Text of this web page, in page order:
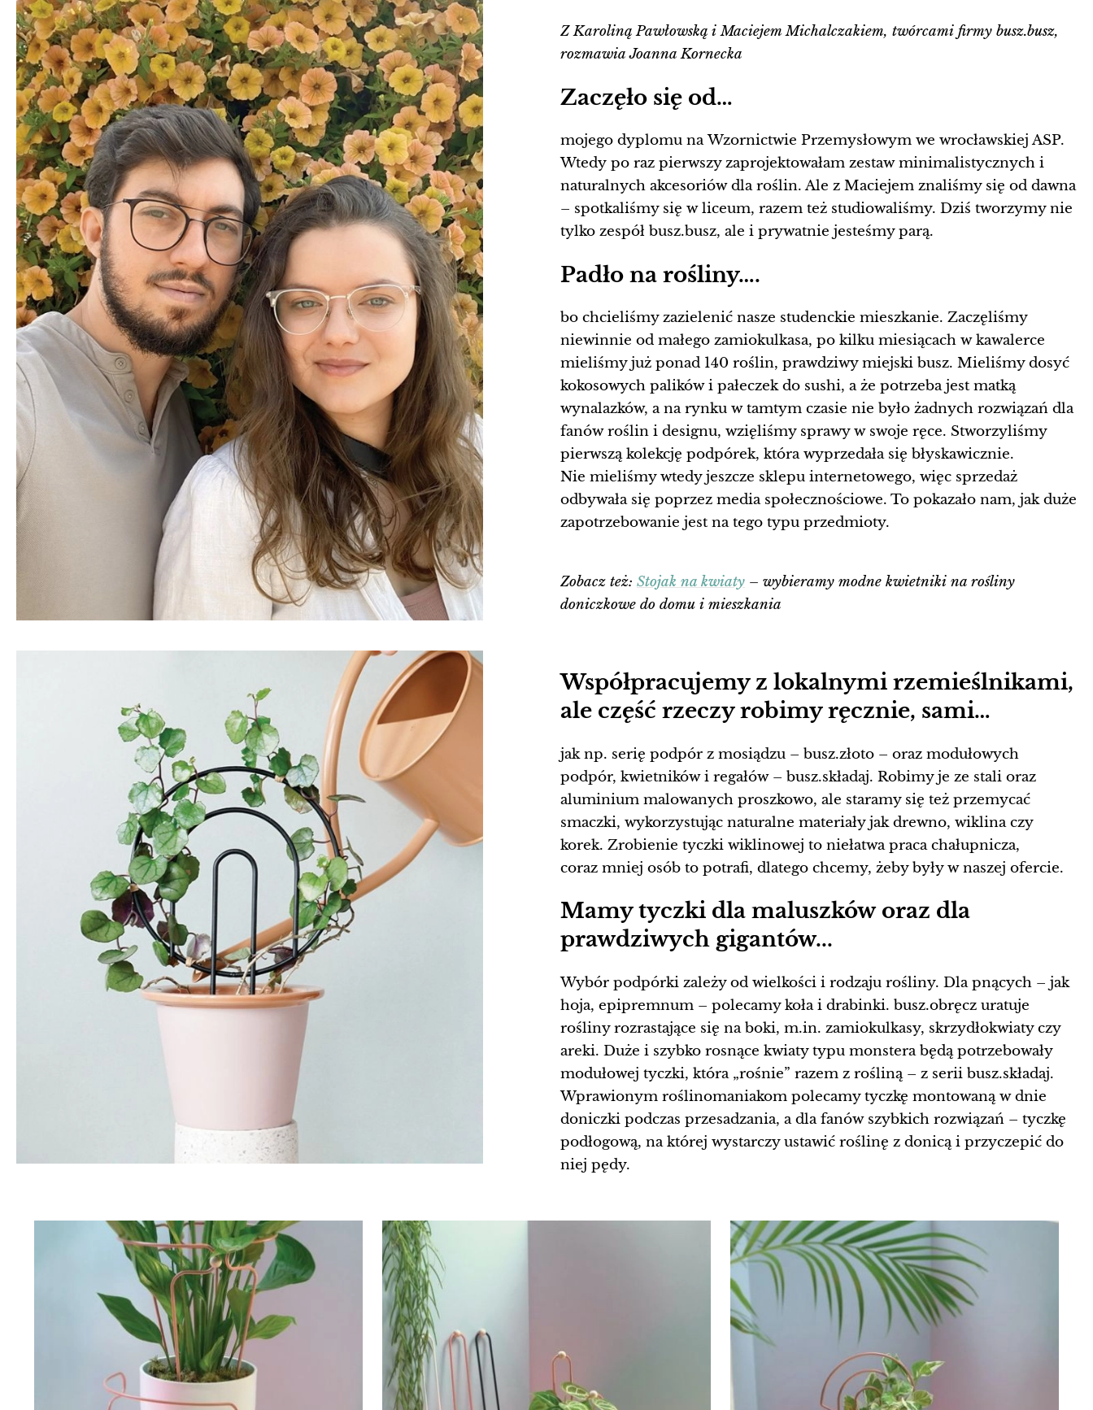
Z Karoliną Pawłowską i Maciejem Michalczakiem, twórcami firmy busz.busz,
rozmawia Joanna Kornecka
Zaczęło się od…
mojego dyplomu na Wzornictwie Przemysłowym we wrocławskiej ASP.
Wtedy po raz pierwszy zaprojektowałam zestaw minimalistycznych i
naturalnych akcesoriów dla roślin. Ale z Maciejem znaliśmy się od dawna
– spotkaliśmy się w liceum, razem też studiowaliśmy. Dziś tworzymy nie
tylko zespół busz.busz, ale i prywatnie jesteśmy parą.
Padło na rośliny….
bo chcieliśmy zazielenić nasze studenckie mieszkanie. Zaczęliśmy
niewinnie od małego zamiokulkasa, po kilku miesiącach w kawalerce
mieliśmy już ponad 140 roślin, prawdziwy miejski busz. Mieliśmy dosyć
kokosowych palików i pałeczek do sushi, a że potrzeba jest matką
wynalazków, a na rynku w tamtym czasie nie było żadnych rozwiązań dla
fanów roślin i designu, wzięliśmy sprawy w swoje ręce. Stworzyliśmy
pierwszą kolekcję podpórek, która wyprzedała się błyskawicznie.
Nie mieliśmy wtedy jeszcze sklepu internetowego, więc sprzedaż
odbywała się poprzez media społecznościowe. To pokazało nam, jak duże
zapotrzebowanie jest na tego typu przedmioty.
Zobacz też: Stojak na kwiaty – wybieramy modne kwietniki na rośliny
doniczkowe do domu i mieszkania
Współpracujemy z lokalnymi rzemieślnikami,
ale część rzeczy robimy ręcznie, sami…
jak np. serię podpór z mosiądzu – busz.złoto – oraz modułowych
podpór, kwietników i regałów – busz.składaj. Robimy je ze stali oraz
aluminium malowanych proszkowo, ale staramy się też przemycać
smaczki, wykorzystując naturalne materiały jak drewno, wiklina czy
korek. Zrobienie tyczki wiklinowej to niełatwa praca chałupnicza,
coraz mniej osób to potrafi, dlatego chcemy, żeby były w naszej ofercie.
Mamy tyczki dla maluszków oraz dla
prawdziwych gigantów...
Wybór podpórki zależy od wielkości i rodzaju rośliny. Dla pnących – jak
hoja, epipremnum – polecamy koła i drabinki. busz.obręcz uratuje
rośliny rozrastające się na boki, m.in. zamiokulkasy, skrzydłokwiaty czy
areki. Duże i szybko rosnące kwiaty typu monstera będą potrzebowały
modułowej tyczki, która „rośnie” razem z rośliną – z serii busz.składaj.
Wprawionym roślinomaniakom polecamy tyczkę montowaną w dnie
doniczki podczas przesadzania, a dla fanów szybkich rozwiązań – tyczkę
podłogową, na której wystarczy ustawić roślinę z donicą i przyczepić do
niej pędy.